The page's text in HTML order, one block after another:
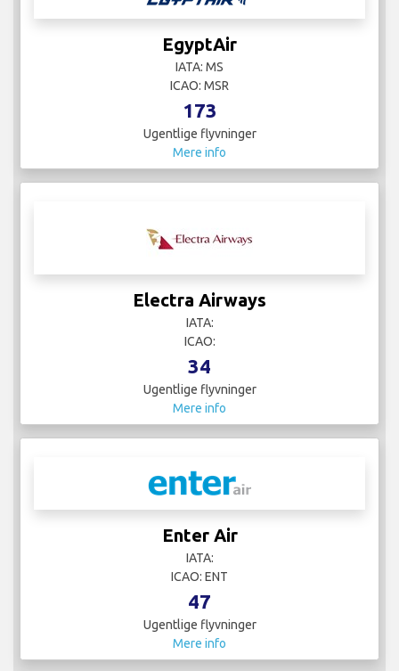
EgyptAir
IATA: MS
ICAO: MSR
173
Ugentlige flyvninger
Mere info
Electra Airways
IATA:
ICAO:
34
Ugentlige flyvninger
Mere info
Enter Air
IATA:
ICAO: ENT
47
Ugentlige flyvninger
Mere info